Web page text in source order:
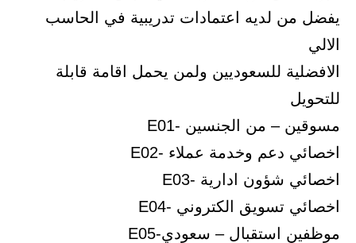
يفضل من لديه اعتمادات تدريبية في الحاسب
الالي
الافضلية للسعوديين ولمن يحمل اقامة قابلة
للتحويل
مسوقين – من الجنسين -E01
اخصائي دعم وخدمة عملاء -E02
اخصائي شؤون ادارية -E03
اخصائي تسويق الكتروني -E04
موظفين استقبال – سعودي-E05